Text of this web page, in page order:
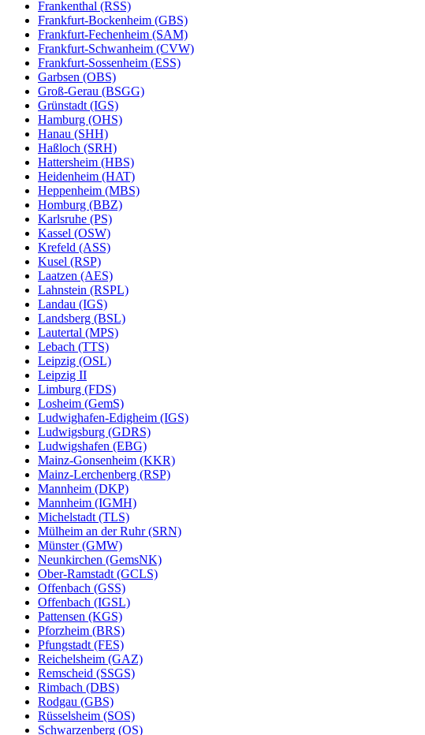
Frankenthal (RSS)
Frankfurt-Bockenheim (GBS)
Frankfurt-Fechenheim (SAM)
Frankfurt-Schwanheim (CVW)
Frankfurt-Sossenheim (ESS)
Garbsen (OBS)
Groß-Gerau (BSGG)
Grünstadt (IGS)
Hamburg (OHS)
Hanau (SHH)
Haßloch (SRH)
Hattersheim (HBS)
Heidenheim (HAT)
Heppenheim (MBS)
Homburg (BBZ)
Karlsruhe (PS)
Kassel (OSW)
Krefeld (ASS)
Kusel (RSP)
Laatzen (AES)
Lahnstein (RSPL)
Landau (IGS)
Landsberg (BSL)
Lautertal (MPS)
Lebach (TTS)
Leipzig (OSL)
Leipzig II
Limburg (FDS)
Losheim (GemS)
Ludwighafen-Edigheim (IGS)
Ludwigsburg (GDRS)
Ludwigshafen (EBG)
Mainz-Gonsenheim (KKR)
Mainz-Lerchenberg (RSP)
Mannheim (DKP)
Mannheim (IGMH)
Michelstadt (TLS)
Mülheim an der Ruhr (SRN)
Münster (GMW)
Neunkirchen (GemsNK)
Ober-Ramstadt (GCLS)
Offenbach (GSS)
Offenbach (IGSL)
Pattensen (KGS)
Pforzheim (BRS)
Pfungstadt (FES)
Reichelsheim (GAZ)
Remscheid (SSGS)
Rimbach (DBS)
Rodgau (GBS)
Rüsselsheim (SOS)
Schwarzenberg (OS)